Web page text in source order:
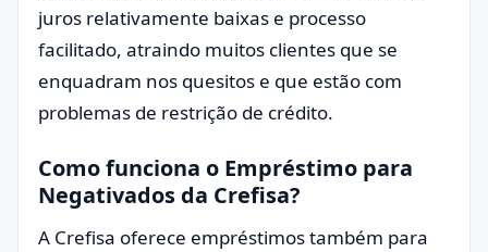
juros relativamente baixas e processo
facilitado, atraindo muitos clientes que se
enquadram nos quesitos e que estão com
problemas de restrição de crédito.
Como funciona o Empréstimo para
Negativados da Crefisa?
A Crefisa oferece empréstimos também para